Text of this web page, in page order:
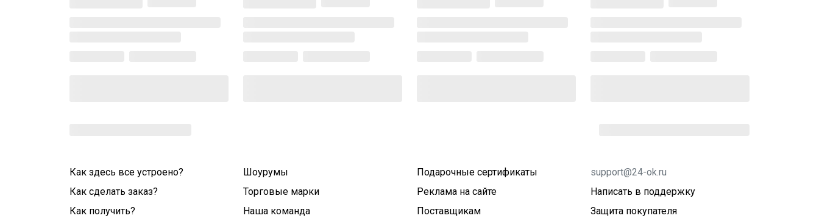
Как здесь все устроено?
Как сделать заказ?
Как получить?
Шоурумы
Торговые марки
Наша команда
Подарочные сертификаты
Реклама на сайте
Поставщикам
support@24-ok.ru
Написать в поддержку
Защита покупателя